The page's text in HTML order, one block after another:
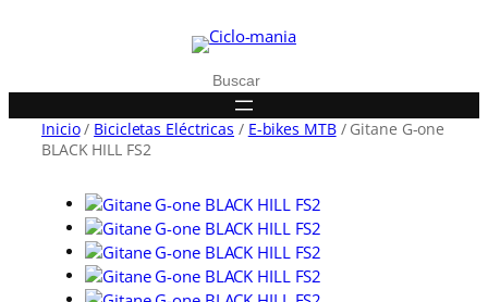
Inicio/ Bicicletas Eléctricas / E-bikes MTB/ Gitane G-one
BLACK HILL FS2